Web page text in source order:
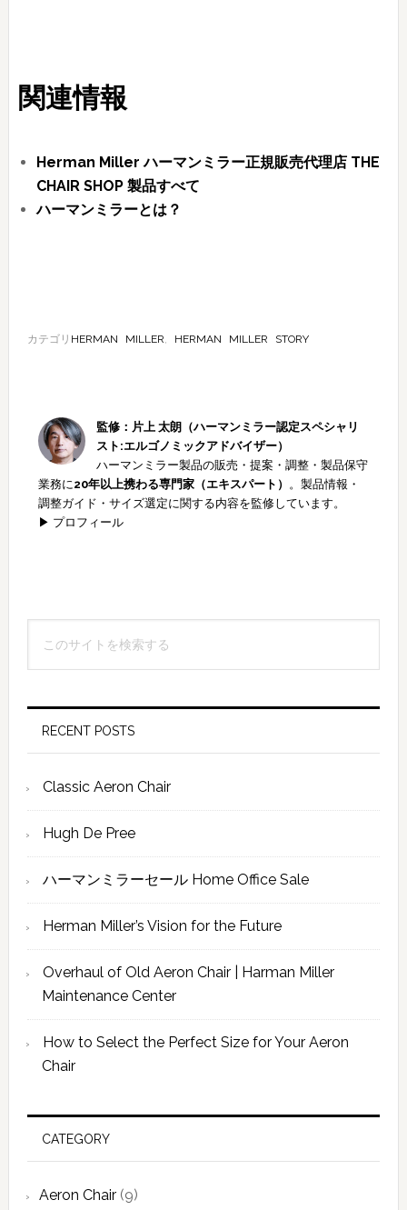
関連情報
Herman Miller ハーマンミラー正規販売代理店 THE
CHAIR SHOP 製品すべて
ハーマンミラーとは？
カテゴリ HERMAN MILLER, HERMAN MILLER STORY
監修：片上 太朗（ハーマンミラー認定スペシャリ
スト:エルゴノミックアドバイザー）
ハーマンミラー製品の販売・提案・調整・製品保守
業務に20年以上携わる専門家（エキスパート） 。製品情報・
調整ガイド・サイズ選定に関する内容を監修しています。
▶ プロフィール
最
サ
イ
ド
バ
ー
索
る
RECENT POSTS
Classic Aeron Chair
Hugh De Pree
ハーマンミラーセール Home Office Sale
Herman Miller’s Vision for the Future
Overhaul of Old Aeron Chair | Harman Miller
Maintenance Center
How to Select the Perfect Size for Your Aeron
Chair
CATEGORY
Aeron Chair(9)